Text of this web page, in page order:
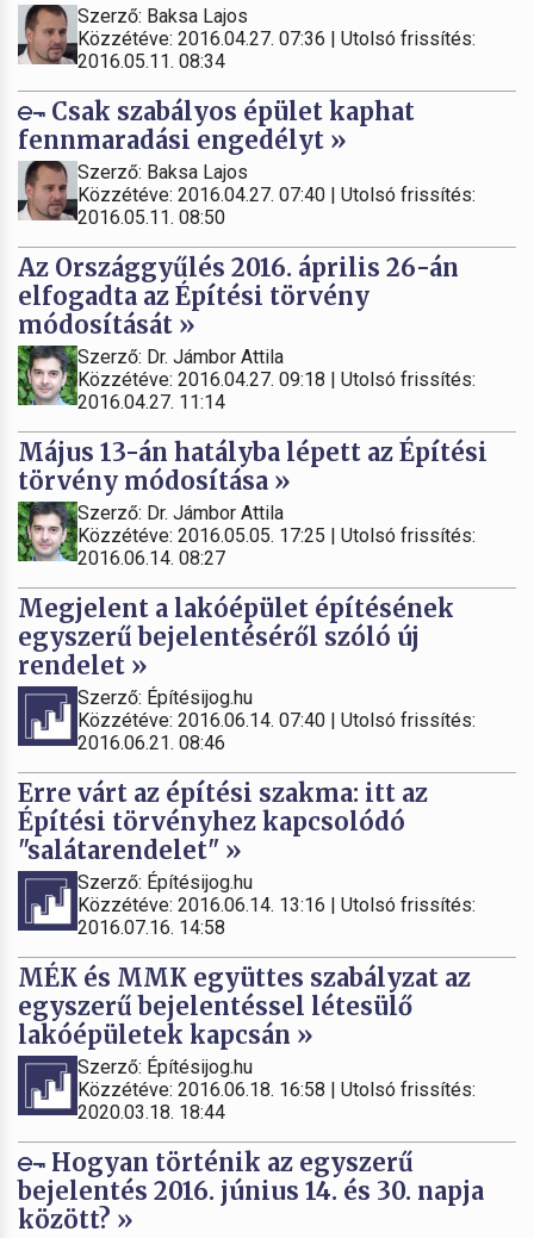
Szerző: Baksa Lajos
Közzétéve: 2016.04.27. 07:36 | Utolsó frissítés:
2016.05.11. 08:34
Csak szabályos épület kaphat
fennmaradási engedélyt »
Szerző: Baksa Lajos
Közzétéve: 2016.04.27. 07:40 | Utolsó frissítés:
2016.05.11. 08:50
Az Országgyűlés 2016. április 26-án
elfogadta az Építési törvény
módosítását »
Szerző: Dr. Jámbor Attila
Közzétéve: 2016.04.27. 09:18 | Utolsó frissítés:
2016.04.27. 11:14
Május 13-án hatályba lépett az Építési
törvény módosítása »
Szerző: Dr. Jámbor Attila
Közzétéve: 2016.05.05. 17:25 | Utolsó frissítés:
2016.06.14. 08:27
Megjelent a lakóépület építésének
egyszerű bejelentéséről szóló új
rendelet »
Szerző: Építésijog.hu
Közzétéve: 2016.06.14. 07:40 | Utolsó frissítés:
2016.06.21. 08:46
Erre várt az építési szakma: itt az
Építési törvényhez kapcsolódó
"salátarendelet" »
Szerző: Építésijog.hu
Közzétéve: 2016.06.14. 13:16 | Utolsó frissítés:
2016.07.16. 14:58
MÉK és MMK együttes szabályzat az
egyszerű bejelentéssel létesülő
lakóépületek kapcsán »
Szerző: Építésijog.hu
Közzétéve: 2016.06.18. 16:58 | Utolsó frissítés:
2020.03.18. 18:44
Hogyan történik az egyszerű
bejelentés 2016. június 14. és 30. napja
között? »